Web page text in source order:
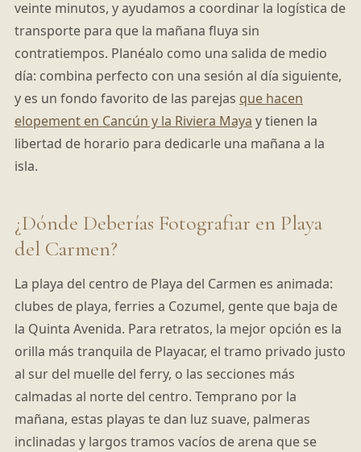
veinte minutos, y ayudamos a coordinar la logística de
transporte para que la mañana fluya sin
contratiempos. Planéalo como una salida de medio
día: combina perfecto con una sesión al día siguiente,
y es un fondo favorito de las parejas que hacen
elopement en Cancún y la Riviera Maya y tienen la
libertad de horario para dedicarle una mañana a la
isla.
¿Dónde Deberías Fotografiar en Playa
del Carmen?
La playa del centro de Playa del Carmen es animada:
clubes de playa, ferries a Cozumel, gente que baja de
la Quinta Avenida. Para retratos, la mejor opción es la
orilla más tranquila de Playacar, el tramo privado justo
al sur del muelle del ferry, o las secciones más
calmadas al norte del centro. Temprano por la
mañana, estas playas te dan luz suave, palmeras
inclinadas y largos tramos vacíos de arena que se